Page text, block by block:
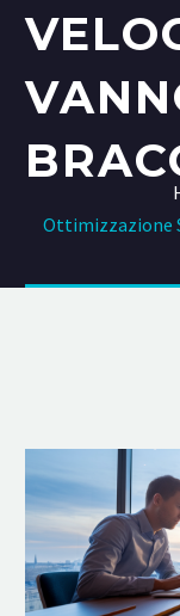
Ottimizzazione